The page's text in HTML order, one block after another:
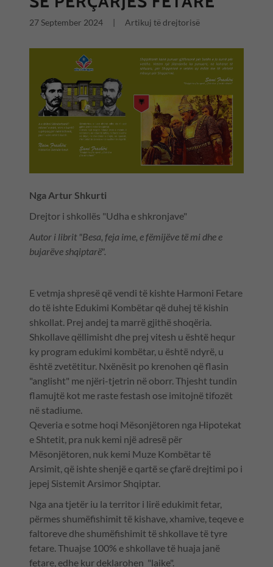
27 September 2024 Artikuj të drejtorisë
Nga Artur Shkurti
Drejtor i shkollës "Udha e shkronjave"
Autor i librit "Besa, feja ime, e fëmijëve të mi dhe e
bujarëve shqiptarë".
E vetmja shpresë që vendi të kishte Harmoni Fetare
do të ishte Edukimi Kombëtar që duhej të kishin
shkollat. Prej andej ta marrë gjithë shoqëria.
Shkollave qëllimisht dhe prej vitesh u është hequr
ky program edukimi kombëtar, u është ndyrë, u
është zvetëtitur. Nxënësit po krenohen që flasin
"anglisht" me njëri-tjetrin në oborr. Thjesht tundin
flamujtë kot me raste festash ose imitojnë tifozët
në stadiume.
Qeveria e sotme hoqi Mësonjëtoren nga Hipotekat
e Shtetit, pra nuk kemi një adresë për
Mësonjëtoren, nuk kemi Muze Kombëtar të
Arsimit, që ishte shenjë e qartë se çfarë drejtimi po i
jepej Sistemit Arsimor Shqiptar.
Nga ana tjetër iu la territor i lirë edukimit fetar,
përmes shumëfishimit të kishave, xhamive, teqeve e
faltoreve dhe shumëfishimit të shkollave të tyre
fetare. Thuajse 100% e shkollave të huaja janë
fetare, edhe kur deklarohen "laike".